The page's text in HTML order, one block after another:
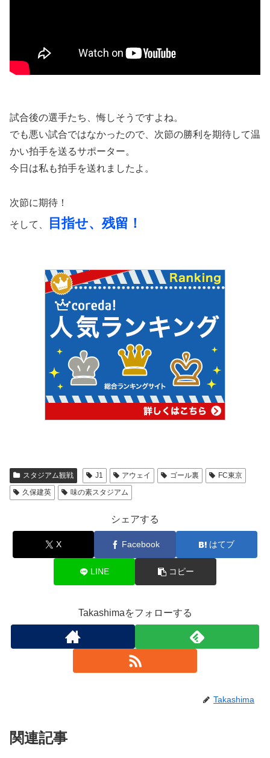
試合後の選手たち、悔しそうですよね。
でも悪い試合ではなかったので、次節の勝利を期待して温
かい拍手を送るサポーター。
今日は私も拍手を送れましたよ。
次節に期待！
そして、 目指せ、残留！
スタジアム観戦 J1 アウェイ ゴール裏
FC東京
久保建英
味の素スタジアム
シェアする
X Facebook はてブ
LINE コピー
Takashimaをフォローする
Takashima
関連記事